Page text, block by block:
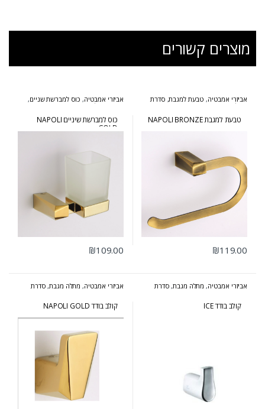
מוצרים קשורים
אביזרי אמבטיה, טבעת למגבת, סדרת
נפולי ברונזה
טבעת למגבת NAPOLI BRONZE
₪119.00
אביזרי אמבטיה, כוס למברשת שניים,
סדרת נפולי זהב
כוס למברשת שיניים NAPOLI
GOLD
₪109.00
אביזרי אמבטיה, מתלה מגבת, סדרת
קולב בודד ICE
אביזרי אמבטיה, מתלה מגבת, סדרת
קולב בודד NAPOLI GOLD